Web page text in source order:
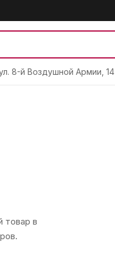
8-й Воздушной Армии, 14
товар в